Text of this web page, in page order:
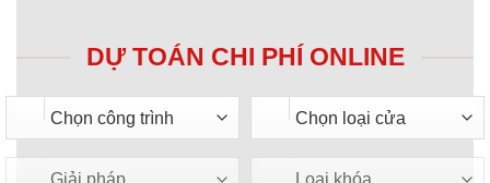
DỰ TOÁN CHI PHÍ ONLINE